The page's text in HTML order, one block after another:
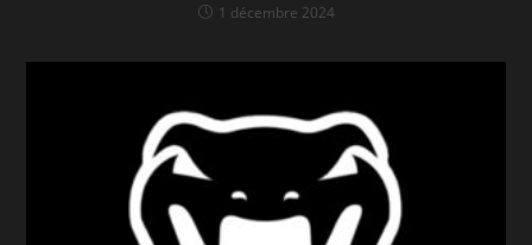
1 décembre 2024